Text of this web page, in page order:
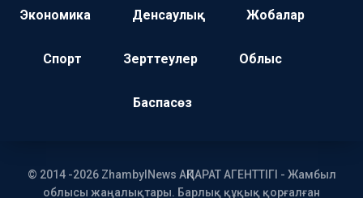
Экономика Денсаулық Жобалар
Спорт Зерттеулер Облыс
Баспасөз
© 2014 -2026 ZhambylNews АҚПАРАТ АГЕНТТІГІ - Жамбыл
облысы жаңалықтары. Барлық құқық қорғалған